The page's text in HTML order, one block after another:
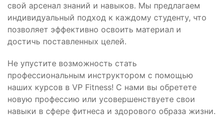
свой арсенал знаний и навыков. Мы предлагаем
индивидуальный подход к каждому студенту, что
позволяет эффективно освоить материал и
достичь поставленных целей.
Не упустите возможность стать
профессиональным инструктором с помощью
наших курсов в VP Fitness! С нами вы обретете
новую профессию или усовершенствуете свои
навыки в сфере фитнеса и здорового образа жизни.